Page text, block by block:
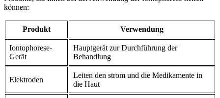
⁤können:
Produkt Verwendung
Iontophorese-
Gerät
Hauptgerät ⁤zur ‍Durchführung der⁢
Behandlung
Elektroden
Leiten den strom ‍und die Medikamente in
die ⁢Haut